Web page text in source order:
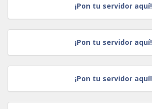
¡Pon tu servidor aquí!
¡Pon tu servidor aquí!
¡Pon tu servidor aquí!